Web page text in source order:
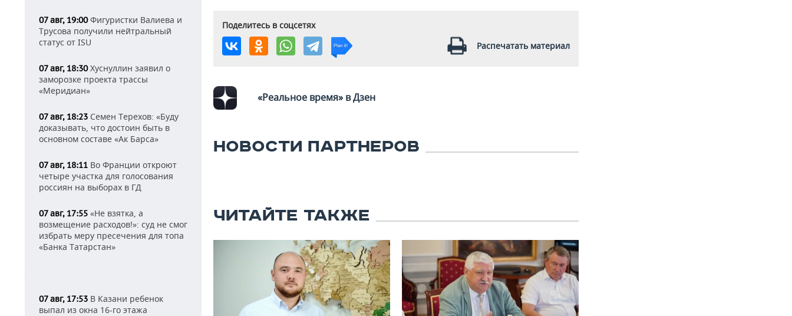
07 авг, 19:00Фигуристки Валиева и
Трусова получили нейтральный
статус от ISU
07 авг, 18:30Хуснуллин заявил о
заморозке проекта трассы
«Меридиан»
07 авг, 18:23 Семен Терехов: «Буду
доказывать, что достоин быть в
основном составе «Ак Барса»
07 авг, 18:11 Во Франции откроют
четыре участка для голосования
россиян на выборах в ГД
07 авг, 17:55 «Не взятка, а
возмещение расходов!»: суд не смог
избрать меру пресечения для топа
«Банка Татарстан»
07 авг, 17:53 В Казани ребенок
выпал из окна 16-го этажа
Поделитесь в соцсетях
Распечатать материал
«Реальное время» в Дзен
НОВОСТИ ПАРТНЕРОВ
ЧИТАЙТЕ ТАКЖЕ